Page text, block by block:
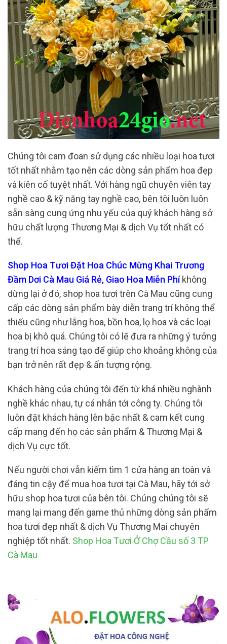
Chúng tôi cam đoan sử dụng các nhiều loại hoa tươi
tốt nhất nhằm tạo nên các dòng sản phẩm hoa đẹp
và kiên cố tuyệt nhất. Với hàng ngũ chuyên viên tay
nghề cao & kỹ năng tay nghề cao, bên tôi luôn luôn
sẵn sàng cung ứng nhu yếu của quý khách hàng sở
hữu chất lượng Thương Mại & dịch Vụ tốt nhất có
thể.
Shop Hoa Tươi Đặt Hoa Chúc Mừng Khai Trương
Đầm Dơi Cà Mau Giá Rẻ, Giao Hoa Miễn Phíkhông
dừng lại ở đó, shop hoa tươi trên Cà Mau cũng cung
cấp các dòng sản phẩm bày diễn trang trí không thể
thiếu cũng như lẵng hoa, bồn hoa, lọ hoa và các loại
hoa bị khô quá. Chúng tôi có lẽ đưa ra những ý tưởng
trang trí hoa sáng tạo để giúp cho khoảng không của
bạn trở nên rất đẹp & ấn tượng rộng.
Khách hàng của chúng tôi đến từ khá nhiều nghành
nghề khác nhau, tự cá nhân tới công ty. Chúng tôi
luôn đặt khách hàng lên bậc nhất & cam kết cung
cấp mang đến họ các sản phẩm & Thương Mại &
dịch Vụ cực tốt.
Nếu người chơi vẫn kiếm tìm 1 cửa hàng an toàn và
đáng tin cậy để mua hoa tươi tại Cà Mau, hãy tới sở
hữu shop hoa tươi của bên tôi. Chúng chúng tôi sẽ
mang lại mang đến game thủ những dòng sản phẩm
hoa tươi đẹp nhất & dịch Vụ Thương Mại chuyên
nghiệp tốt nhất. Shop Hoa Tươi Ở Chợ Cầu số 3 TP
Cà Mau